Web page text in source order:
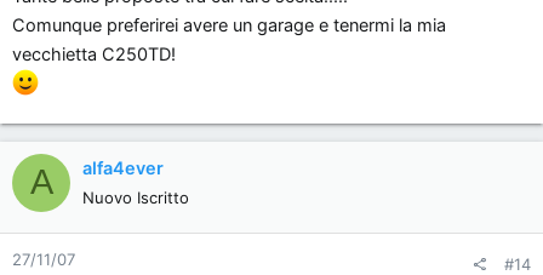
Comunque preferirei avere un garage e tenermi la mia
vecchietta C250TD!
A alfa4ever
Nuovo Iscritto
27/11/07 #14